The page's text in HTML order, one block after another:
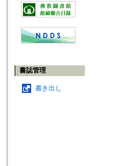
書誌管理
書き出し